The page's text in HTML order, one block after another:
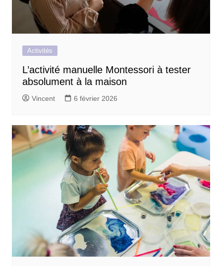
Activités
L’activité manuelle Montessori à tester
absolument à la maison
Vincent 6 février 2026